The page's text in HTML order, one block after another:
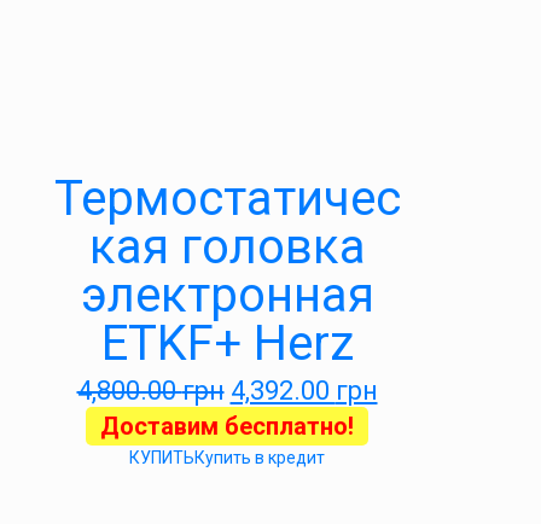
Термостатичес
кая головка
электронная
ETKF+ Herz
4,800.00грн 4,392.00 грн
Доставим бесплатно!
КУПИТЬКупить в кредит